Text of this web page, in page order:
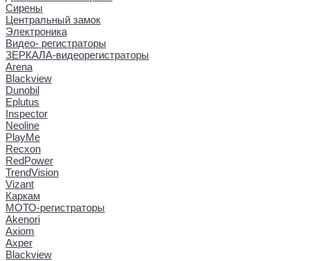
Сирены
Центральный замок
Электроника
Видео- регистраторы
ЗЕРКАЛА-видеорегистраторы
Arena
Blackview
Dunobil
Eplutus
Inspector
Neoline
PlayMe
Recxon
RedPower
TrendVision
Vizant
Каркам
МОТО-регистраторы
Akenori
Axiom
Axper
Blackview